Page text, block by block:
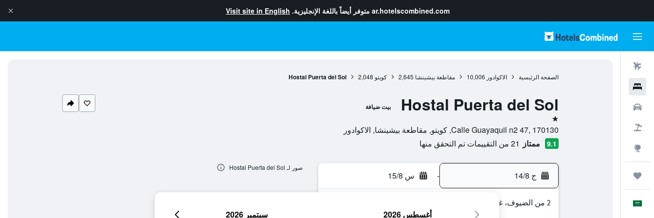
ar.hotelscombined.com متوفر أيضاً باللغة الإنجليزية. Visit site in English
الصفحة الرئيسية الاكوادور 10,006 مقاطعة بيشينشا 2,645 كويتو 2,048
Hostal Puerta del Sol
Hostal Puerta del Sol بيت ضيافة
نجمة واحدة
Calle Guayaquil n2 47, 170130, كويتو, مقاطعة بيشينشا, الاكوادور
9.1 ممتاز 21 من التقييمات تم التحقق منها
ج 14/8 - س 15/8
2 من الضيوف، غرفة واحدة
صور لـ Hostal Puerta del Sol
أغسطس 2026 سبتمبر 2026